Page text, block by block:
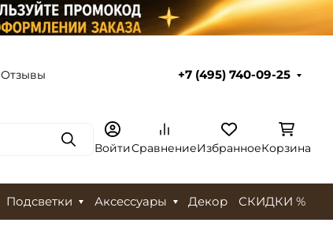
Отзывы +7 (495) 740-09-25
ПоискВойтиСравнениеИзбранноеКорзина
Подсветки Аксессуары Декор СКИДКИ %